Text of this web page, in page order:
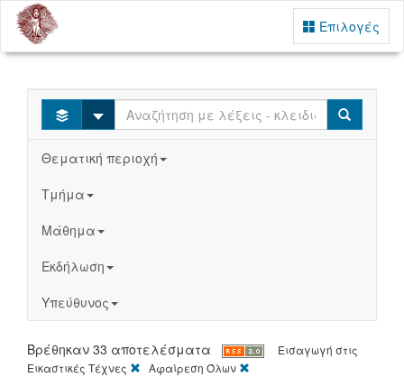
Επιλογές
Select Search
Θεματική περιοχή
Τμήμα
Μάθημα
Εκδήλωση
Υπεύθυνος
Βρέθηκαν 33 αποτελέσματα
Εισαγωγή στις
Εικαστικές Τέχνες
[X]Αφαίρεση Όλων